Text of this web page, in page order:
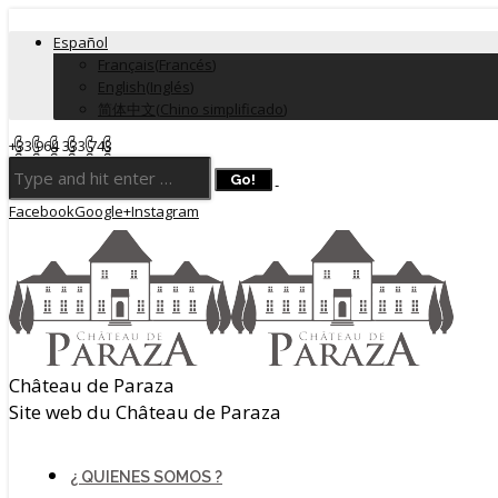
Español
Français(Francés)
English(Inglés)
简体中文(Chino simplificado)
+33 964 333 743
FacebookGoogle+Instagram
Château de Paraza
Site web du Château de Paraza
¿ QUIENES SOMOS ?